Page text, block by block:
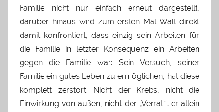
Familie nicht nur einfach erneut dargestellt,
darüber hinaus wird zum ersten Mal Walt direkt
damit konfrontiert, dass einzig sein Arbeiten für
die Familie in letzter Konsequenz ein Arbeiten
gegen die Familie war: Sein Versuch, seiner
Familie ein gutes Leben zu ermöglichen, hat diese
komplett zerstört: Nicht der Krebs, nicht die
Einwirkung von außen, nicht der „Verrat“… er allein